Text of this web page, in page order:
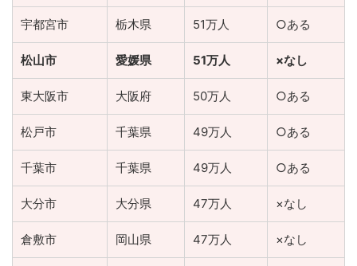
宇都宮市 栃木県 51万人 ○ある
松山市 愛媛県 51万人 ×なし
東大阪市 大阪府 50万人 ○ある
松戸市 千葉県 49万人 ○ある
千葉市 千葉県 49万人 ○ある
大分市 大分県 47万人 ×なし
倉敷市 岡山県 47万人 ×なし